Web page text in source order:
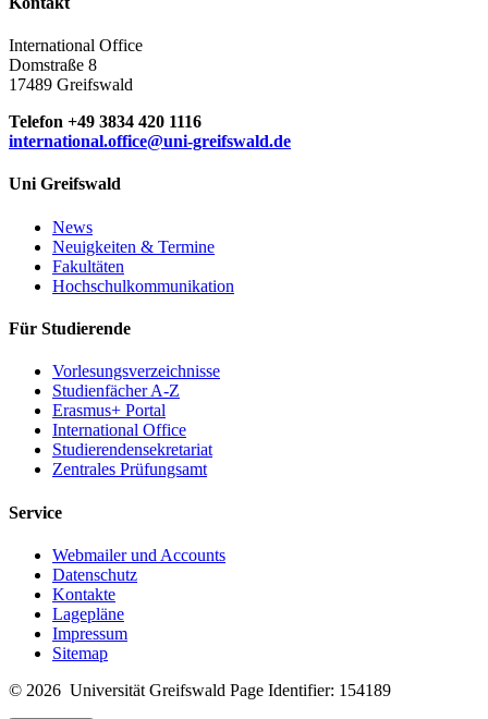
International Office
Domstraße 8
17489 Greifswald
Telefon +49 3834 420 1116
international.office@uni-greifswald.de
Uni Greifswald
News
Neuigkeiten & Termine
Fakultäten
Hochschulkommunikation
Für Studierende
Vorlesungsverzeichnisse
Studienfächer A-Z
Erasmus+ Portal
International Office
Studierendensekretariat
Zentrales Prüfungsamt
Service
Webmailer und Accounts
Datenschutz
Kontakte
Lagepläne
Impressum
Sitemap
© 2026 Universität Greifswald Page Identifier: 154189